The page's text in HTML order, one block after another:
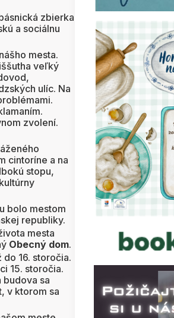
zbierka
a sociálnu
mesta.
veľký
ulíc. Na
zvolení.
cintoríne a na
stopu,
bolo mestom
republiky.
mesta
Obecný dom.
16. storočia.
15. storočia.
budova sa
v ktorom sa